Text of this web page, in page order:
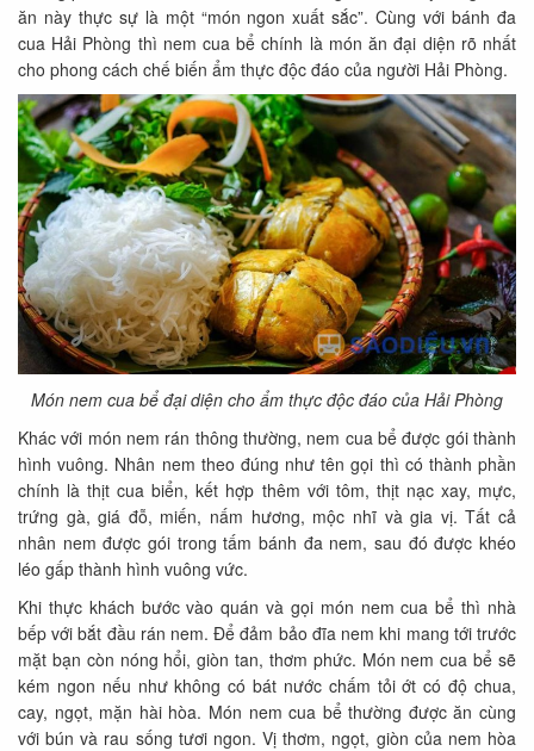
ăn này thực sự là một “món ngon xuất sắc”. Cùng với bánh đa
cua Hải Phòng thì nem cua bể chính là món ăn đại diện rõ nhất
cho phong cách chế biến ẩm thực độc đáo của người Hải Phòng.
Món nem cua bể đại diện cho ẩm thực độc đáo của Hải Phòng
Khác với món nem rán thông thường, nem cua bể được gói thành
hình vuông. Nhân nem theo đúng như tên gọi thì có thành phần
chính là thịt cua biển, kết hợp thêm với tôm, thịt nạc xay, mực,
trứng gà, giá đỗ, miến, nấm hương, mộc nhĩ và gia vị. Tất cả
nhân nem được gói trong tấm bánh đa nem, sau đó được khéo
léo gấp thành hình vuông vức.
Khi thực khách bước vào quán và gọi món nem cua bể thì nhà
bếp với bắt đầu rán nem. Để đảm bảo đĩa nem khi mang tới trước
mặt bạn còn nóng hổi, giòn tan, thơm phức. Món nem cua bể sẽ
kém ngon nếu như không có bát nước chấm tỏi ớt có độ chua,
cay, ngọt, mặn hài hòa. Món nem cua bể thường được ăn cùng
với bún và rau sống tươi ngon. Vị thơm, ngọt, giòn của nem hòa